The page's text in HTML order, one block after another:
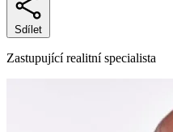
Sdílet
Zastupující realitní specialista